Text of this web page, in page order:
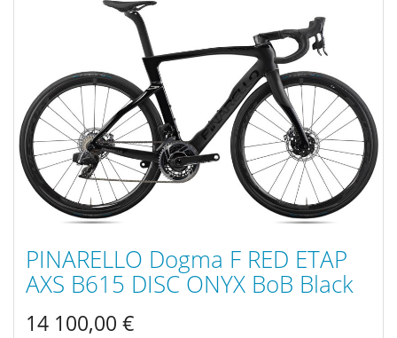
PINARELLO Dogma F RED ETAP
AXS B615 DISC ONYX BoB Black
2022
14 100,00 €